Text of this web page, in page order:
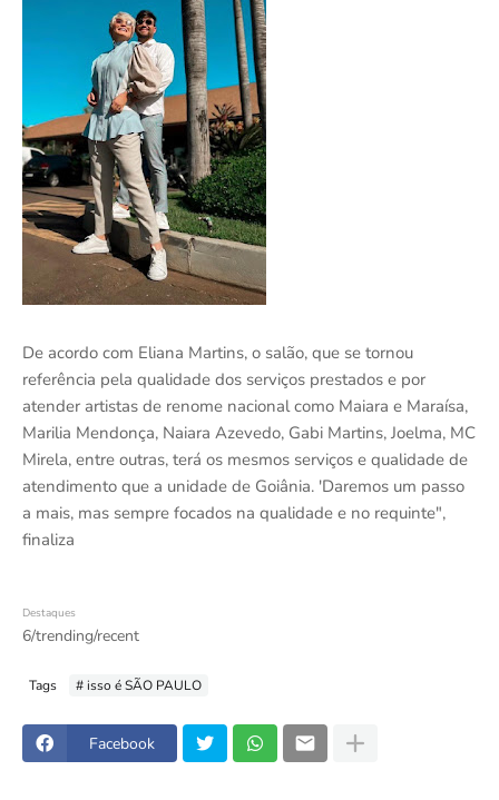
De acordo com Eliana Martins, o salão, que se tornou
referência pela qualidade dos serviços prestados e por
atender artistas de renome nacional como Maiara e Maraísa,
Marilia Mendonça, Naiara Azevedo, Gabi Martins, Joelma, MC
Mirela, entre outras, terá os mesmos serviços e qualidade de
atendimento que a unidade de Goiânia. 'Daremos um passo
a mais, mas sempre focados na qualidade e no requinte",
finaliza
Destaques
6/trending/recent
Tags # isso é SÃO PAULO
Facebook